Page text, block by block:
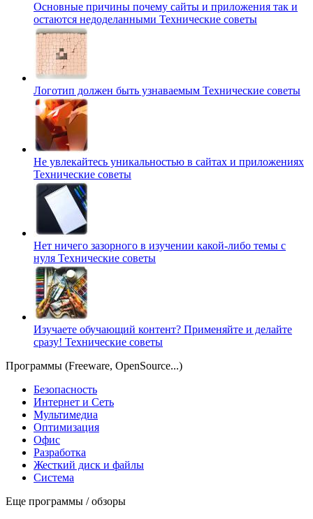
Основные причины почему сайты и приложения так и
остаются недоделанными Технические советы
Логотип должен быть узнаваемым Технические советы
Не увлекайтесь уникальностью в сайтах и приложениях
Технические советы
Нет ничего зазорного в изучении какой-либо темы с
нуля Технические советы
Изучаете обучающий контент? Применяйте и делайте
сразу! Технические советы
Программы (Freeware, OpenSource...)
Безопасность
Интернет и Сеть
Мультимедиа
Оптимизация
Офис
Разработка
Жесткий диск и файлы
Система
Еще программы / обзоры